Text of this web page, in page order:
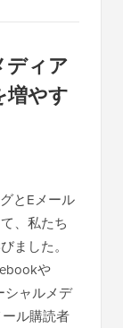
ディア
増やす
とEメール
、私たち
ました。
や
シャルメデ
ル購読者